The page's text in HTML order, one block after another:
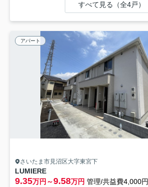
すべて見る（全4戸）
アパート
さいたま市見沼区大字東宮下
LUMIERE
9.35万円～9.58万円 管理/共益費4,000円